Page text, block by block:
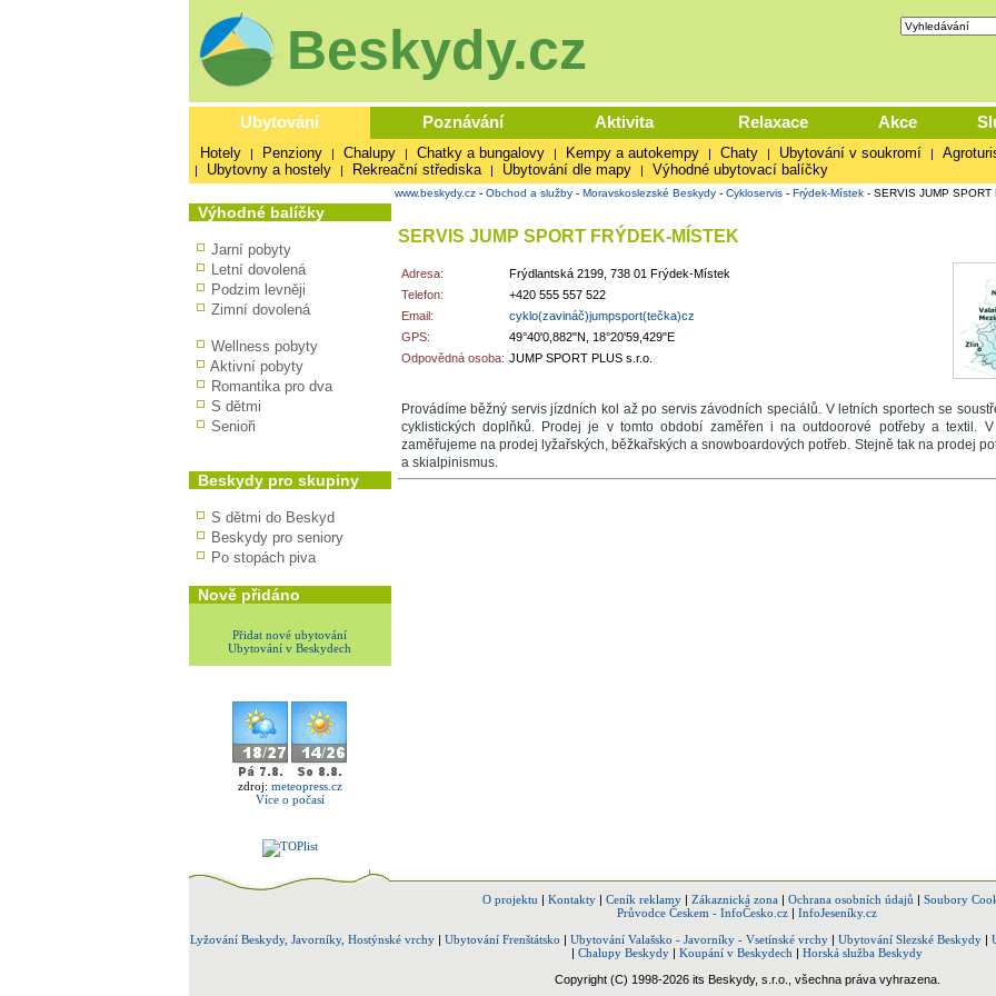
Beskydy.cz
Ubytování Poznávání Aktivita Relaxace Akce
Hotely | Penziony | Chalupy | Chatky a bungalovy | Kempy a autokempy | Chaty | Ubytování v soukromí |
| Ubytovny a hostely | Rekreační střediska | Ubytování dle mapy | Výhodné ubytovací balíčky
Výhodné balíčky
Jarní pobyty
Letní dovolená
Podzim levněji
Zimní dovolená
Wellness pobyty
Aktivní pobyty
Romantika pro dva
S dětmi
Senioři
Beskydy pro skupiny
S dětmi do Beskyd
Beskydy pro seniory
Po stopách piva
Nově přidáno
Přidat nové ubytování
Ubytování v Beskydech
zdroj: meteopress.cz
Více o počasí
www.beskydy.cz- Obchod a služby- Moravskoslezské Beskydy- Cykloservis- Frýdek-Místek- SERVIS JUMP SPORT
SERVIS JUMP SPORT FRÝDEK-MÍSTEK
Adresa:
Frýdlantská 2199, 738 01 Frýdek-Místek
Telefon:
+420 555 557 522
Email:
cyklo(zavináč)jumpsport(tečka)cz
GPS:
49°40'0,882"N, 18°20'59,429"E
Odpovědná osoba: JUMP SPORT PLUS s.r.o.
Provádíme běžný servis jízdních kol až po servis závodních speciálů. V letních sportech se
cyklistických doplňků. Prodej je v tomto období zaměřen i na outdoorové potřeby a textil.
zaměřujeme na prodej lyžařských, běžkařských a snowboardových potřeb. Stejně tak na prodej
a skialpinismus.
O projektu | Kontakty| Ceník reklamy| Zákaznická zona| Ochrana osobních údajů | Soubory
Průvodce Českem - InfoČesko.cz | InfoJeseníky.cz
Lyžování Beskydy, Javorníky, Hostýnské vrchy | Ubytování Frenštátsko | Ubytování Valašsko - Javorníky - Vsetínské vrchy | Ubytování Slezské Beskydy |
| Chalupy Beskydy | Koupání v Beskydech | Horská služba Beskydy
Copyright (C) 1998-2026 its Beskydy, s.r.o., všechna práva vyhrazena.